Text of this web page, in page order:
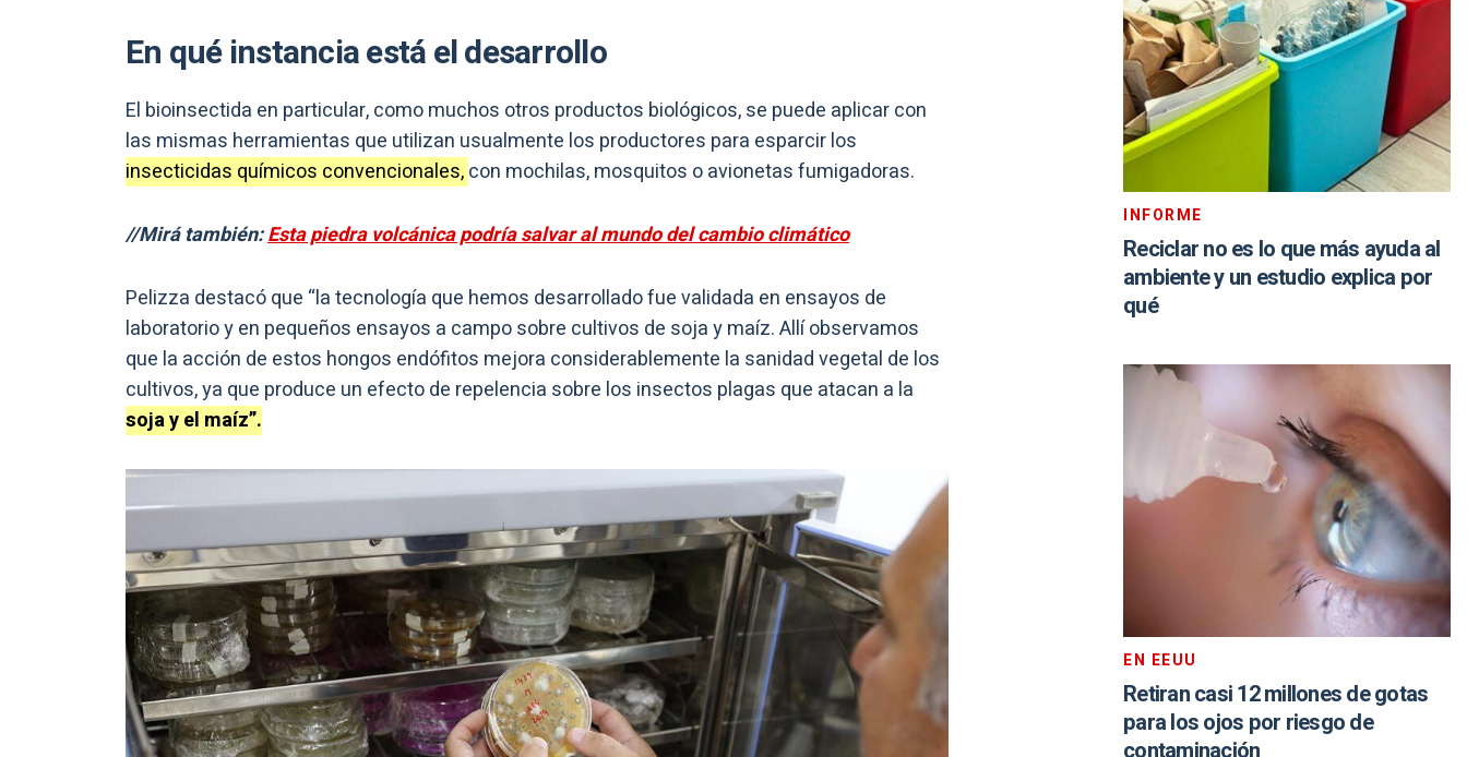
En qué instancia está el desarrollo
El bioinsectida en particular, como muchos otros productos biológicos, se puede aplicar con
las mismas herramientas que utilizan usualmente los productores para esparcir los
insecticidas químicos convencionales,con mochilas, mosquitos o avionetas fumigadoras.
//Mirá también:Esta piedra volcánica podría salvar al mundo del cambio climático
Pelizza destacó que “la tecnología que hemos desarrollado fue validada en ensayos de
laboratorio y en pequeños ensayos a campo sobre cultivos de soja y maíz. Allí observamos
que la acción de estos hongos endófitos mejora considerablemente la sanidad vegetal de los
cultivos, ya que produce un efecto de repelencia sobre los insectos plagas que atacan a la
soja y el maíz”.
INFORME
Reciclar no es lo que más ayuda al
ambiente y un estudio explica por
qué
EN EEUU
Retiran casi 12 millones de gotas
para los ojos por riesgo de